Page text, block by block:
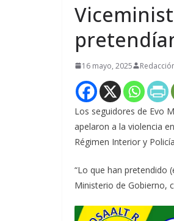
16 mayo, 2025
Los seguidores de Evo
apelaron a la violencia
Régimen Interior y
“Lo que han pretendido
Ministerio de Gobierno,